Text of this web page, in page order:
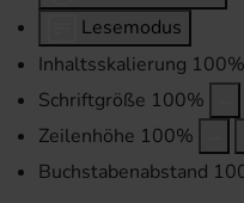
Lesemodus
Inhaltsskalierung 100%
Schriftgröße 100%
Zeilenhöhe 100%
Buchstabenabstand